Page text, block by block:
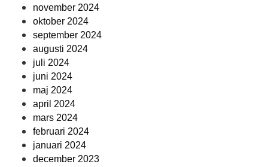
november 2024
oktober 2024
september 2024
augusti 2024
juli 2024
juni 2024
maj 2024
april 2024
mars 2024
februari 2024
januari 2024
december 2023